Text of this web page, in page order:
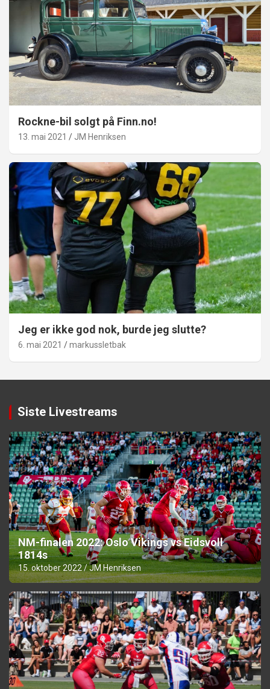
Rockne-bil solgt på Finn.no!
13. mai 2021 JM Henriksen
Jeg er ikke god nok, burde jeg slutte?
6. mai 2021 markussletbak
Siste Livestreams
NM-finalen 2022: Oslo Vikings vs Eidsvoll
1814s
15. oktober 2022 JM Henriksen